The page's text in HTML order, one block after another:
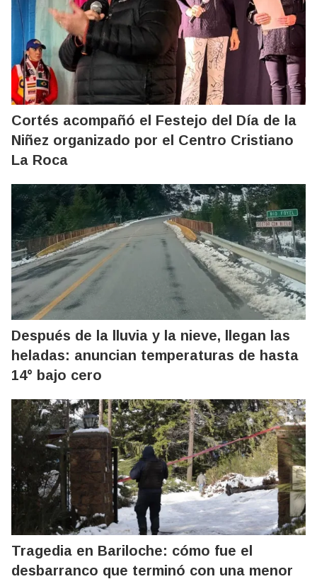
Cortés acompañó el Festejo del Día de la
Niñez organizado por el Centro Cristiano
La Roca
Después de la lluvia y la nieve, llegan las
heladas: anuncian temperaturas de hasta
14° bajo cero
Tragedia en Bariloche: cómo fue el
desbarranco que terminó con una menor